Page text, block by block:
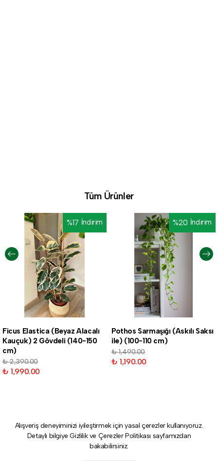
Alışveriş deneyiminizi iyileştirmek için yasal çerezler kullanıyoruz.
Detaylı bilgiyeGizlilik ve Çerezler Politikası sayfamızdan
bakabilirsiniz.
Tüm Ürünler
%17 İndirim
Ficus Elastica (Beyaz Alacalı
Kauçuk) 2 Gövdeli (140-150
cm)
₺ 2,390.00
₺ 1,990.00
%20 İndirim
Pothos Sarmaşığı (Askılı Saksı
ile) (100-110 cm)
₺ 1,490.00
₺ 1,190.00